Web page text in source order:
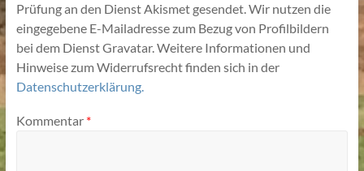
Prüfung an den Dienst Akismet gesendet. Wir nutzen die
eingegebene E-Mailadresse zum Bezug von Profilbildern
bei dem Dienst Gravatar. Weitere Informationen und
Hinweise zum Widerrufsrecht finden sich in der
Datenschutzerklärung.
Kommentar *